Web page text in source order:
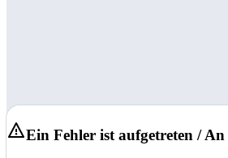
Ein Fehler ist aufgetreten /